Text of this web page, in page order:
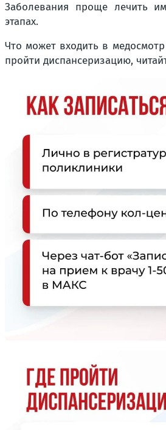
Заболевания проще лечить
этапах.
Что может входить в
пройти диспансеризацию,